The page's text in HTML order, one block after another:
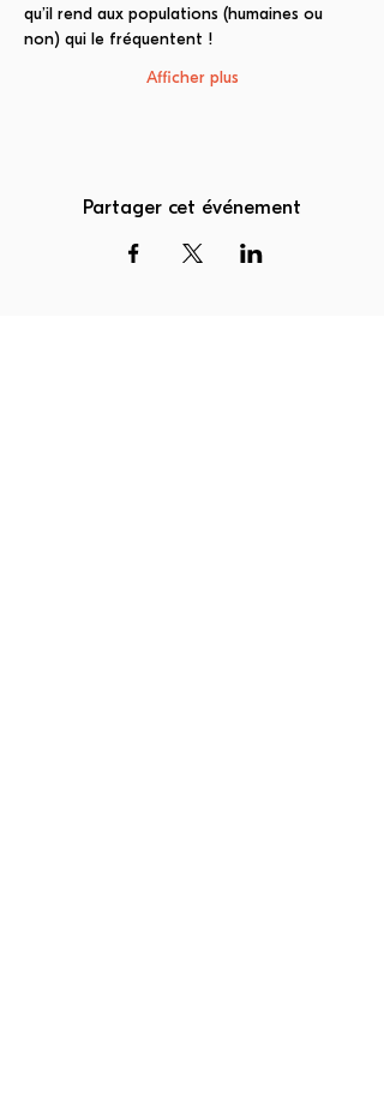
qu’il rend aux populations (humaines ou
non) qui le fréquentent !
Afficher plus
Partager cet événement